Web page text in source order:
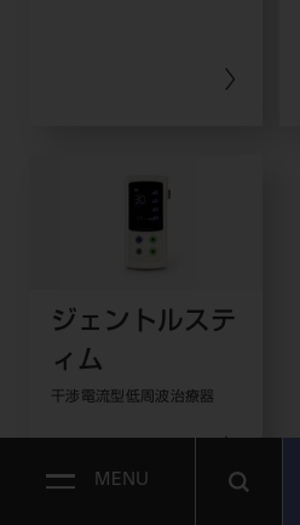
ジェントルステ
ィム
干渉電流型低周波治療器
MENU